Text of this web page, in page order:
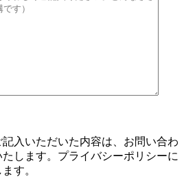
記入いただいた内容は、お問い合わ
します。プライバシーポリシーに
す。